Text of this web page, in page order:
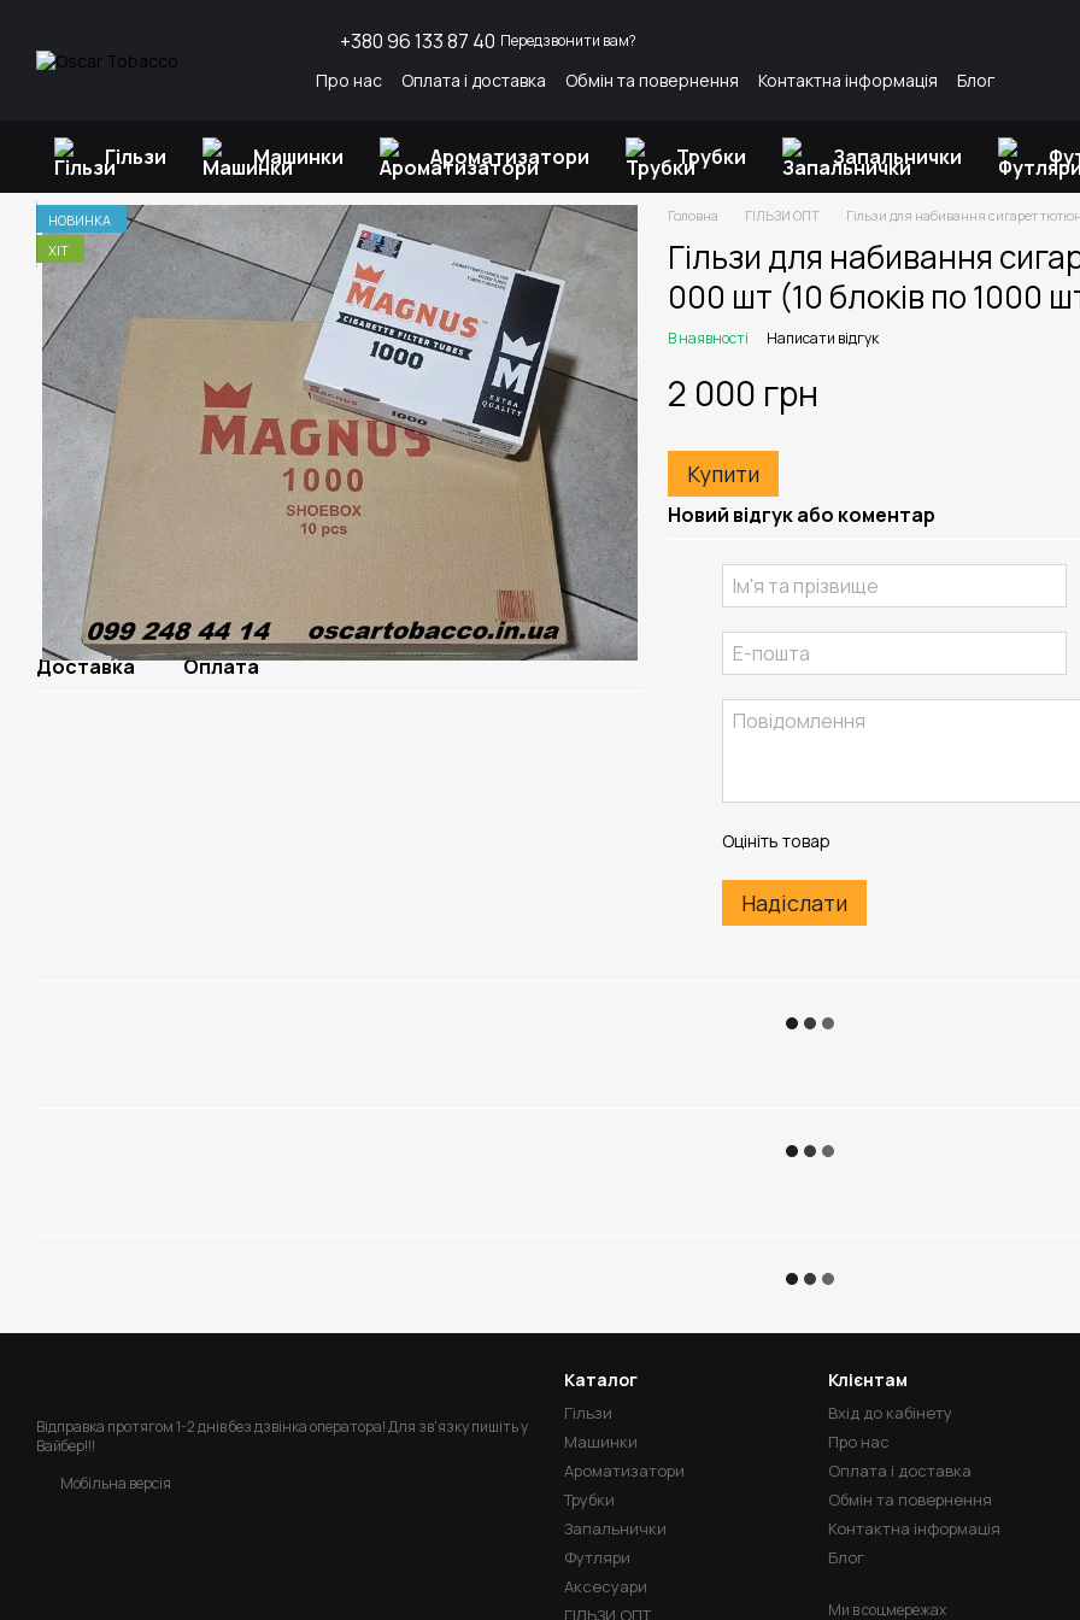
+380 96 133 87 40 Передзвонити вам?
Про нас Оплата і доставка Обмін та повернення Контактна інформація Блог
Гільзи Машинки Ароматизатори Трубки Запальнички
НОВИНКА
ХІТ
Доставка Оплата
Головна ГІЛЬЗИ ОПТ Гільзи для набивання сигарет
Гільзи для набивання
000 шт (10 блоків по 1000
В наявності Написати відгук
2 000 грн
Купити
Новий відгук або коментар
Оцініть товар
Надіслати
Відправка протягом 1-2 днів без дзвінка оператора! Для зв'язку пишіть у
Вайбер!!!
Мобільна версія
Каталог
Гільзи
Машинки
Ароматизатори
Трубки
Запальнички
Футляри
Аксесуари
ГІЛЬЗИ ОПТ
Клієнтам
Вхід до кабінету
Про нас
Оплата і доставка
Обмін та повернення
Контактна інформація
Блог
Ми в соцмережах